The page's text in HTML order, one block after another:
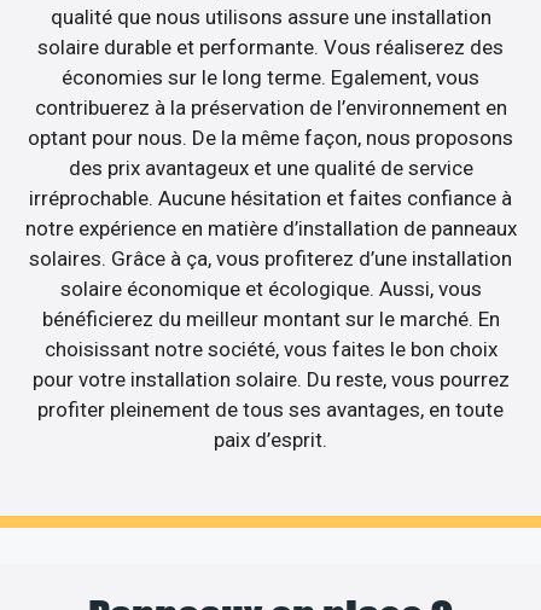
qualité que nous utilisons assure une installation
solaire durable et performante. Vous réaliserez des
économies sur le long terme. Egalement, vous
contribuerez à la préservation de l’environnement en
optant pour nous. De la même façon, nous proposons
des prix avantageux et une qualité de service
irréprochable. Aucune hésitation et faites confiance à
notre expérience en matière d’installation de panneaux
solaires. Grâce à ça, vous profiterez d’une installation
solaire économique et écologique. Aussi, vous
bénéficierez du meilleur montant sur le marché. En
choisissant notre société, vous faites le bon choix
pour votre installation solaire. Du reste, vous pourrez
profiter pleinement de tous ses avantages, en toute
paix d’esprit.